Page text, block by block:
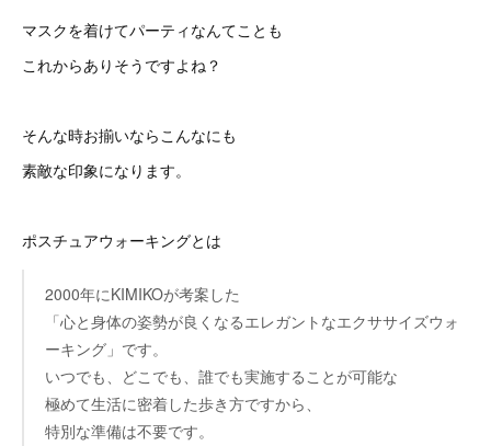
マスクを着けてパーティなんてことも
これからありそうですよね？
そんな時お揃いならこんなにも
素敵な印象になります。
ポスチュアウォーキングとは
2000年にKIMIKOが考案した
「心と身体の姿勢が良くなるエレガントなエクササイズウォ
ーキング」です。
いつでも、どこでも、誰でも実施することが可能な
極めて生活に密着した歩き方ですから、
特別な準備は不要です。